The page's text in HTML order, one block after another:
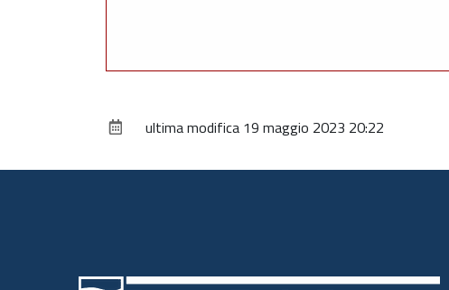
ultima modifica 19 maggio 2023 20:22